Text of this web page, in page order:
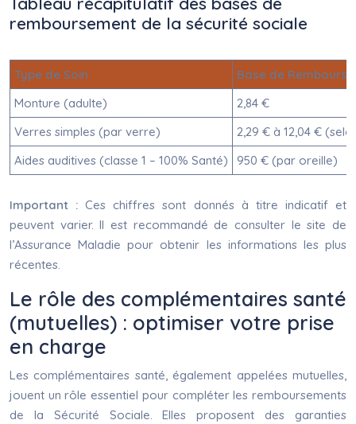
remboursement de la sécurité sociale
Type de Soin
Base de
Monture (adulte)
2,84 €
Verres simples (par verre)
2,29 € à 12,04 €
Aides auditives (classe 1 – 100% Santé)
950 € (par oreille)
Important :Ces chiffres sont donnés à titre indicatif et
peuvent varier. Il est recommandé de consulter le site de
l’Assurance Maladie pour obtenir les informations les plus
récentes.
Le rôle des complémentaires santé
(mutuelles) : optimiser votre prise
en charge
Les complémentaires santé, également appelées mutuelles,
jouent un rôle essentiel pour compléter les remboursements
de la Sécurité Sociale. Elles proposent des garanties